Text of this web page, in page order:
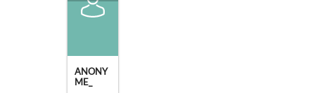
ANONY
ME_